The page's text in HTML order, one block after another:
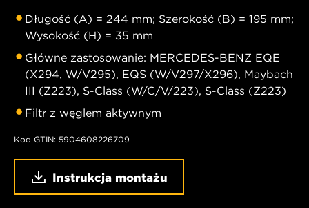
Długość (A) = 244 mm; Szerokość (B) = 195 mm;
Wysokość (H) = 35 mm
Główne zastosowanie: MERCEDES-BENZ EQE
(X294, W/V295), EQS (W/V297/X296), Maybach
III (Z223), S-Class (W/C/V/223), S-Class (Z223)
Filtr z węglem aktywnym
Kod GTIN: 5904608226709
Instrukcja montażu